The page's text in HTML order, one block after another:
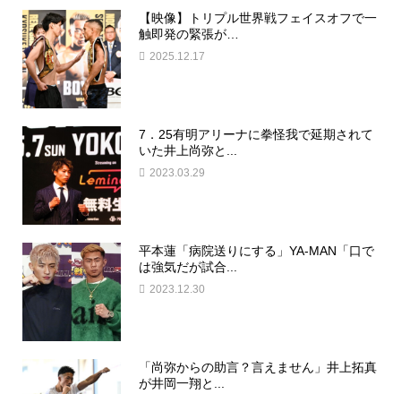
【映像】トリプル世界戦フェイスオフで一
触即発の緊張が…
2025.12.17
7．25有明アリーナに拳怪我で延期されて
いた井上尚弥と...
2023.03.29
平本蓮「病院送りにする」YA-MAN「口で
は強気だが試合...
2023.12.30
「尚弥からの助言？言えません」井上拓真
が井岡一翔と...